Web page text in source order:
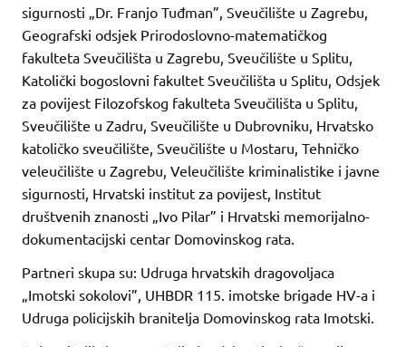
sigurnosti „Dr. Franjo Tuđman”, Sveučilište u Zagrebu,
Geografski odsjek Prirodoslovno-matematičkog
fakulteta Sveučilišta u Zagrebu, Sveučilište u Splitu,
Katolički bogoslovni fakultet Sveučilišta u Splitu, Odsjek
za povijest Filozofskog fakulteta Sveučilišta u Splitu,
Sveučilište u Zadru, Sveučilište u Dubrovniku, Hrvatsko
katoličko sveučilište, Sveučilište u Mostaru, Tehničko
veleučilište u Zagrebu, Veleučilište kriminalistike i javne
sigurnosti, Hrvatski institut za povijest, Institut
društvenih znanosti „Ivo Pilar” i Hrvatski memorijalno-
dokumentacijski centar Domovinskog rata.
Partneri skupa su: Udruga hrvatskih dragovoljaca
„Imotski sokolovi”, UHBDR 115. imotske brigade HV-a i
Udruga policijskih branitelja Domovinskog rata Imotski.